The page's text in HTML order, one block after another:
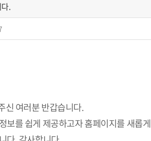
.
신 여러분 반갑습니다.
보를 쉽게 제공하고자 홈페이지를 새롭게